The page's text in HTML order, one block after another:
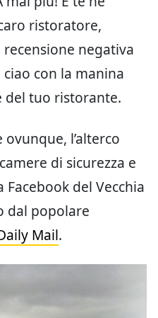
ristoratore,
negativa
con la manina
del tuo ristorante.
l’alterco
di sicurezza e
del Vecchia
dal popolare
Mail.